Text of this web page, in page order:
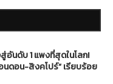
อันดับ 1 แพงที่สุดในโลก!
นดอน-สิงคโปร์” เรียบร้อย